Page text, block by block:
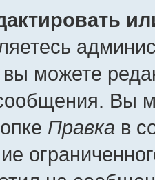
можете
Вы
Правка в